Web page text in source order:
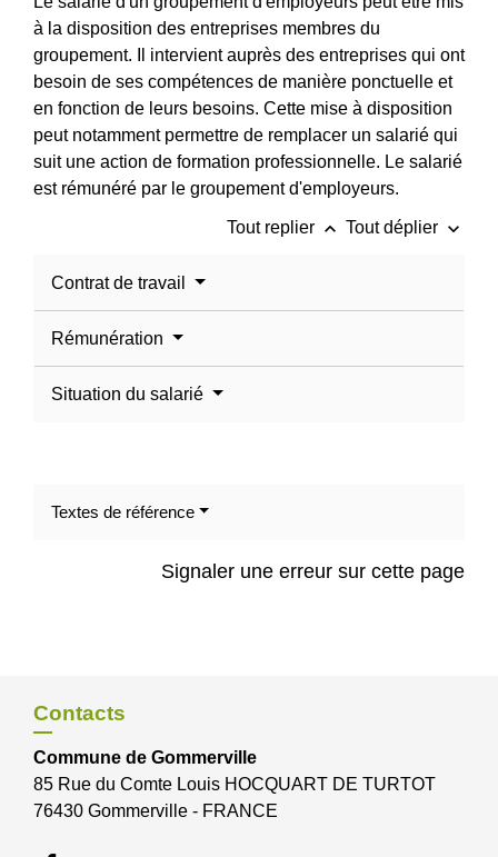
à la disposition des entreprises membres du
groupement. Il intervient auprès des entreprises qui ont
besoin de ses compétences de manière ponctuelle et
en fonction de leurs besoins. Cette mise à disposition
peut notamment permettre de remplacer un salarié qui
suit une action de formation professionnelle. Le salarié
est rémunéré par le groupement d'employeurs.
Tout replier keyboard_arrow_up Tout déplier keyboard_arrow_down
Contrat de travail
Rémunération
Situation du salarié
Textes de référence
Signaler une erreur sur cette page
Contacts
Commune de Gommerville
85 Rue du Comte Louis HOCQUART DE TURTOT
76430 Gommerville - FRANCE